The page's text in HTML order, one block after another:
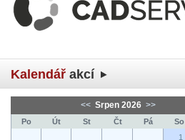
Kalendář akcí
<< Srpen 2026 >>
Po Út St Čt Pá So
1